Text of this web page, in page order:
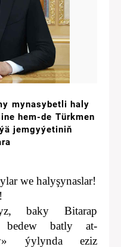
mynasybetli haly
hem-de Türkmen
jemgyýetiniň
we halyşynaslar!
baky Bitarap
bedew batly at-
ýylynda eziz